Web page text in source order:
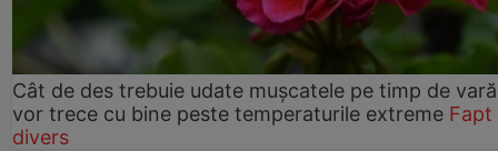
Cât de des trebuie udate mușcatele pe timp de
vor trece cu bine peste temperaturile extreme Fapt
divers